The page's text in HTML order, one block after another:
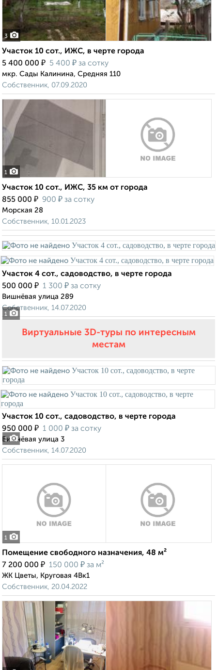
3
Участок 10 сот., ИЖС, в черте города
5 400 000 ₽ 5 400 ₽ за сотку
мкр. Сады Калинина, Средняя 110
Собственник, 07.09.2020
1
Участок 10 сот., ИЖС, 35 км от города
855 000 ₽ 900 ₽ за сотку
Морская 28
Собственник, 10.01.2023
1
Участок 4 сот., садоводство, в черте города
500 000 ₽ 1 300 ₽ за сотку
Вишнёвая улица 289
Собственник, 14.07.2020
Виртуальные 3D-туры по интересным
местам
1
Участок 10 сот., садоводство, в черте города
950 000 ₽ 1 000 ₽ за сотку
Вишнёвая улица 3
Собственник, 14.07.2020
1
Помещение свободного назначения, 48 м²
7 200 000 ₽ 150 000 ₽ за м²
ЖК Цветы, Круговая 4Вк1
Собственник, 20.04.2022